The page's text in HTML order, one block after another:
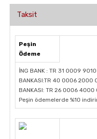
Taksit
Peşin
Ödeme
İNG BANK : TR 31 0009
BANKASI:TR 40 0006 2000
BANKASI: TR 26 0006
Peşin ödemelerde %10